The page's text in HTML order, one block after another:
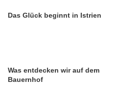
Das Glück beginnt in Istrien
Was entdecken wir auf dem
Bauernhof